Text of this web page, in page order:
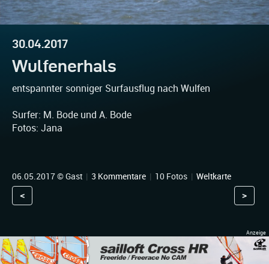
30.04.2017
Wulfenerhals
entspannter sonniger Surfausflug nach Wulfen
Surfer: M. Bode und A. Bode
Fotos: Jana
06.05.2017 © Gast | 3 Kommentare | 10 Fotos | Weltkarte
< >